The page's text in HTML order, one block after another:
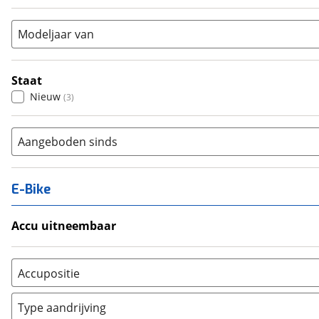
Modeljaar van
Staat
Nieuw (3)
Aangeboden sinds
E-Bike
Accu uitneembaar
Nee, vast (0)
Accupositie
Bagagedrager (0)
Frame (0 )
Type aandrijving